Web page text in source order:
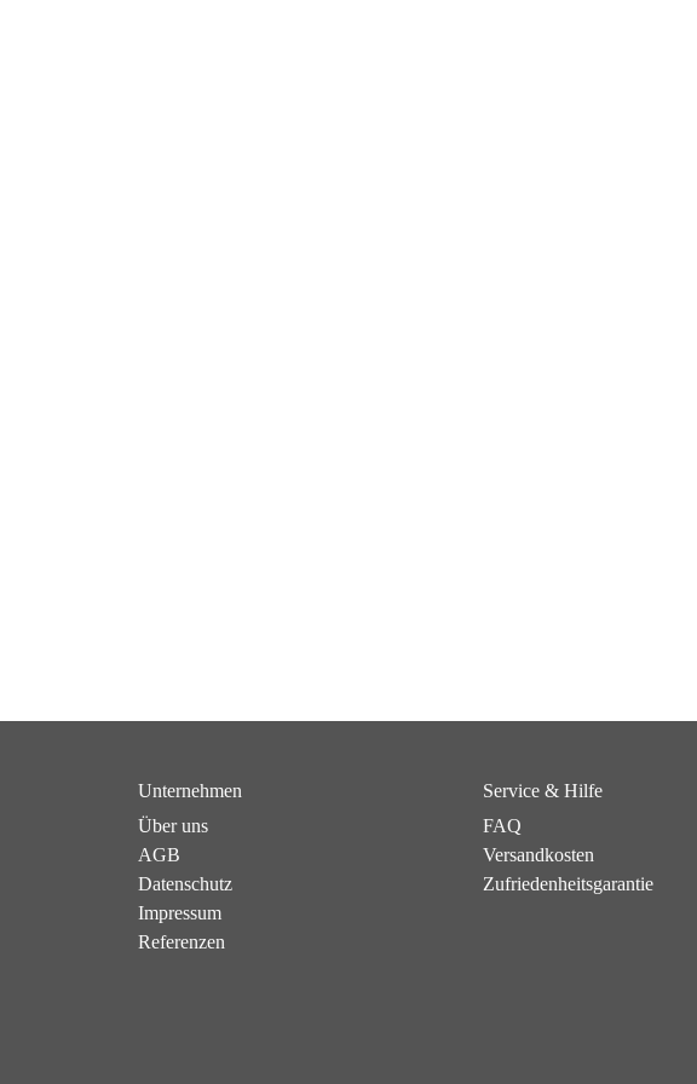
Unternehmen
Über uns
AGB
Datenschutz
Impressum
Referenzen
Service & Hilfe
FAQ
Versandkosten
Zufriedenheitsgarantie